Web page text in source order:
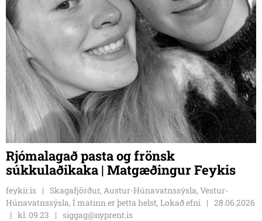
Rjómalagað pasta og frönsk
súkkulaðikaka | Matgæðingur Feykis
feykir.is
Skagafjörður, Austur-Húnavatnssýsla, Vestur-
Húnavatnssýsla, Í matinn er þetta helst, Lokað efni
28.06.2026
kl. 09.23
siggag@nyprent.is